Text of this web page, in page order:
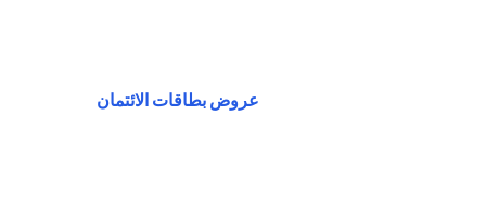
عروض بطاقات الائتمان